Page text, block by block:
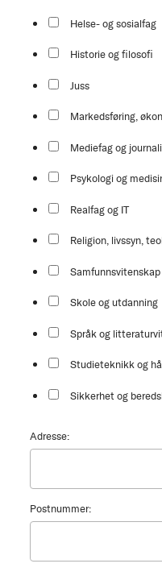
Helse- og sosialfag
Historie og filosofi
Juss
Markedsføring,
Mediefag og
Psykologi og
Realfag og IT
Religion, livssyn,
Samfunnsvitenskap
Skole og utdanning
Språk og
Studieteknikk og
Sikkerhet og
Adresse:
Postnummer: